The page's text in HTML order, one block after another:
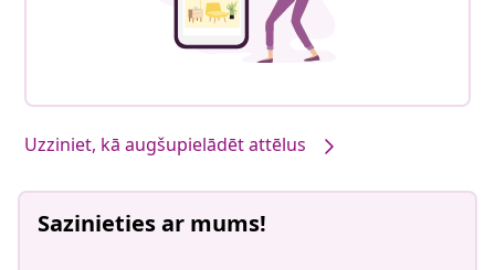
Uzziniet, kā augšupielādēt attēlus
Sazinieties ar mums!